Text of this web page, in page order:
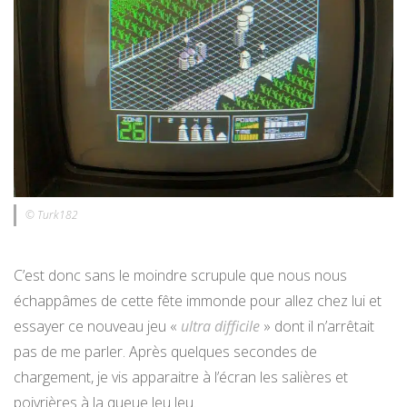
© Turk182
C’est donc sans le moindre scrupule que nous nous
échappâmes de cette fête immonde pour allez chez lui et
essayer ce nouveau jeu « ultra difficile » dont il n’arrêtait
pas de me parler. Après quelques secondes de
chargement, je vis apparaitre à l’écran les salières et
poivrières à la queue leu leu.